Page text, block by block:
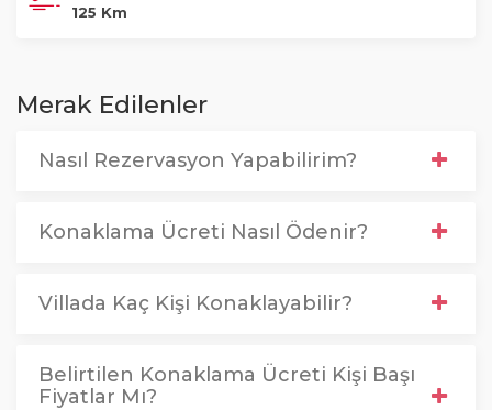
125 Km
Merak Edilenler
Nasıl Rezervasyon Yapabilirim?
Konaklama Ücreti Nasıl Ödenir?
Villada Kaç Kişi Konaklayabilir?
Belirtilen Konaklama Ücreti Kişi Başı
Fiyatlar Mı?